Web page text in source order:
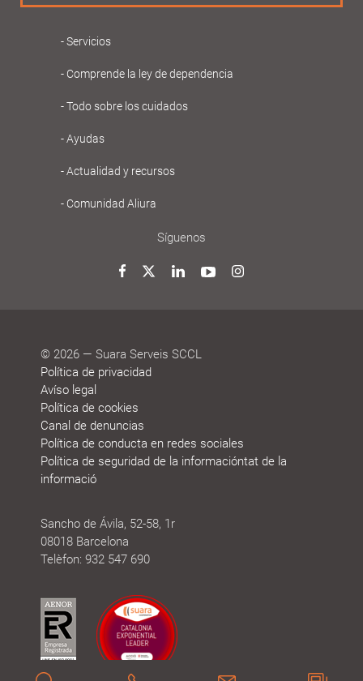
Navegació
principal
Gent
Gran
Servicios
Comprende la ley de dependencia
Todo sobre los cuidados
Ayudas
Actualidad y recursos
Comunidad Aliura
Síguenos
Facebook
TwitterLinkedInYouTubeInstagram
© 2026 — Suara Serveis SCCL
Política de privacidad
Avíso legal
Política de cookies
Canal de denuncias
Política de conducta en redes sociales
Política de seguridad de la informacióntat de la
informació
Sancho de Ávila, 52-58, 1r
08018 Barcelona
Telèfon: 932 547 690